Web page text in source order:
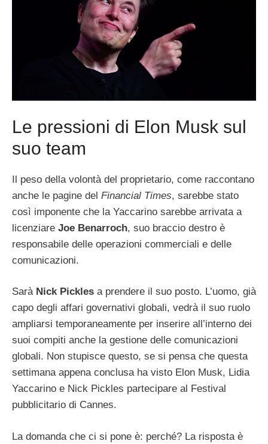
Le pressioni di Elon Musk sul
suo team
Il peso della volontà del proprietario, come raccontano
anche le pagine del Financial Times, sarebbe stato
così imponente che la Yaccarino sarebbe arrivata a
licenziare Joe Benarroch, suo braccio destro è
responsabile delle operazioni commerciali e delle
comunicazioni.
Sarà Nick Pickles a prendere il suo posto. L’uomo, già
capo degli affari governativi globali, vedrà il suo ruolo
ampliarsi temporaneamente per inserire all’interno dei
suoi compiti anche la gestione delle comunicazioni
globali. Non stupisce questo, se si pensa che questa
settimana appena conclusa ha visto Elon Musk, Lidia
Yaccarino e Nick Pickles partecipare al Festival
pubblicitario di Cannes.
La domanda che ci si pone è: perché? La risposta è